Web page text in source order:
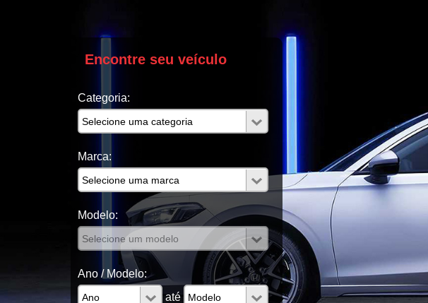
Encontre seu veículo
Categoria:
Marca:
Modelo:
Ano / Modelo:
até